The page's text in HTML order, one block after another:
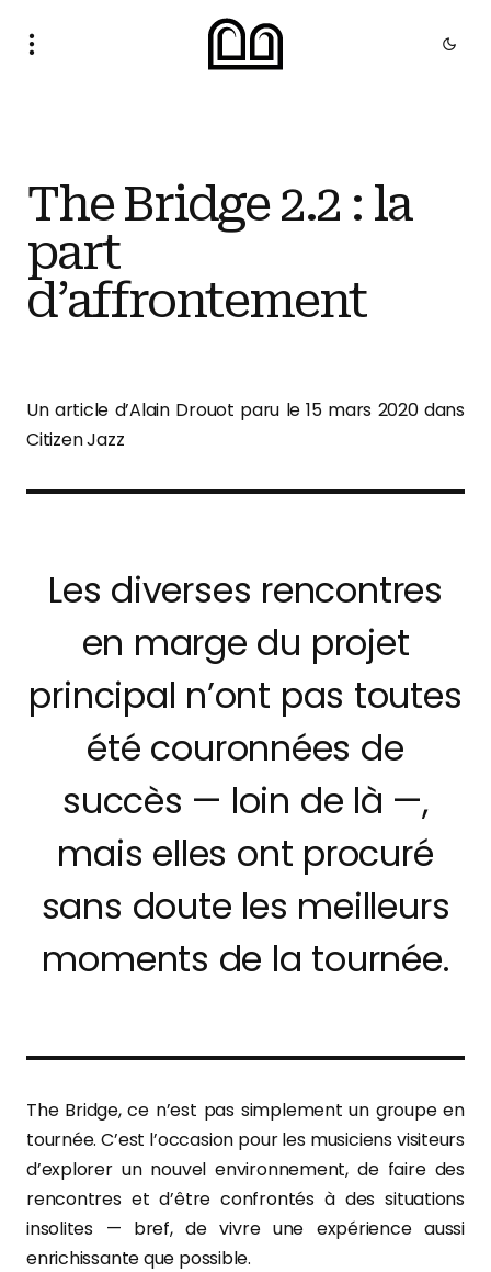
The Bridge 2.2 : la
part
d’affrontement
Un article d’Alain Drouot paru le 15 mars 2020 dans
Citizen Jazz
Les diverses rencontres
en marge du projet
principal n’ont pas toutes
été couronnées de
succès — loin de là —,
mais elles ont procuré
sans doute les meilleurs
moments de la tournée.
The Bridge, ce n’est pas simplement un groupe en
tournée. C’est l’occasion pour les musiciens visiteurs
d’explorer un nouvel environnement, de faire des
rencontres et d’être confrontés à des situations
insolites — bref, de vivre une expérience aussi
enrichissante que possible.